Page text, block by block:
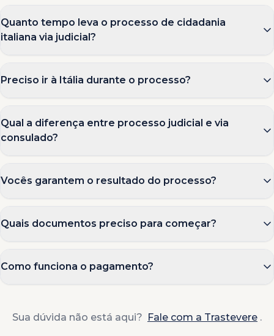
Quanto tempo leva o processo de cidadania
italiana via judicial?
Preciso ir à Itália durante o processo?
Qual a diferença entre processo judicial e via
consulado?
Vocês garantem o resultado do processo?
Quais documentos preciso para começar?
Como funciona o pagamento?
Sua dúvida não está aqui? Fale com a Trastevere .